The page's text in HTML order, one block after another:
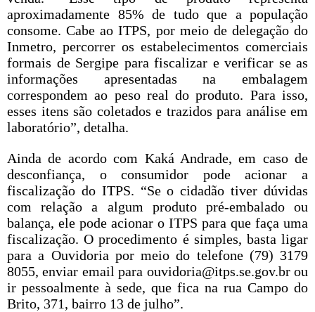
aproximadamente 85% de tudo que a população
consome. Cabe ao ITPS, por meio de delegação do
Inmetro, percorrer os estabelecimentos comerciais
formais de Sergipe para fiscalizar e verificar se as
informações apresentadas na embalagem
correspondem ao peso real do produto. Para isso,
esses itens são coletados e trazidos para análise em
laboratório”, detalha.
Ainda de acordo com Kaká Andrade, em caso de
desconfiança, o consumidor pode acionar a
fiscalização do ITPS. “Se o cidadão tiver dúvidas
com relação a algum produto pré-embalado ou
balança, ele pode acionar o ITPS para que faça uma
fiscalização. O procedimento é simples, basta ligar
para a Ouvidoria por meio do telefone (79) 3179
8055, enviar email para ouvidoria@itps.se.gov.br ou
ir pessoalmente à sede, que fica na rua Campo do
Brito, 371, bairro 13 de julho”.